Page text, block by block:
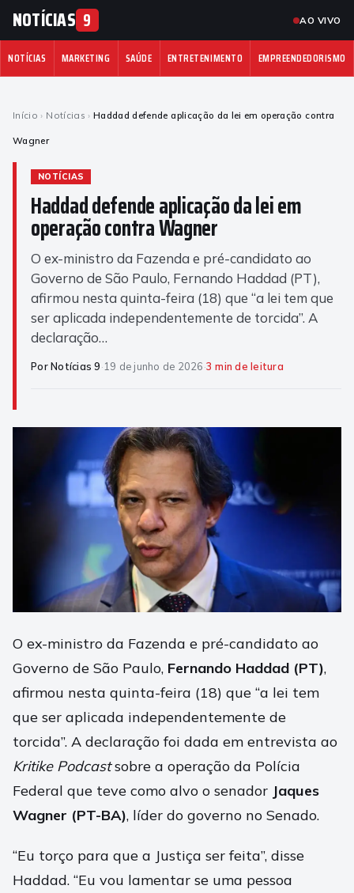
NOTÍCIAS 9 AO VIVO
NOTÍCIAS MARKETING SAÚDE ENTRETENIMENTO EMPREENDEDORISMO
Início › Notícias › Haddad defende aplicação da lei em operação contra
Wagner
NOTÍCIAS
Haddad defende aplicação da lei em
operação contra Wagner
O ex-ministro da Fazenda e pré-candidato ao
Governo de São Paulo, Fernando Haddad (PT),
afirmou nesta quinta-feira (18) que “a lei tem que
ser aplicada independentemente de torcida”. A
declaração…
Por Notícias 9·19 de junho de 2026·3 min de leitura
O ex-ministro da Fazenda e pré-candidato ao
Governo de São Paulo, Fernando Haddad (PT),
afirmou nesta quinta-feira (18) que “a lei tem
que ser aplicada independentemente de
torcida”. A declaração foi dada em entrevista ao
Kritike Podcastsobre a operação da Polícia
Federal que teve como alvo o senador Jaques
Wagner (PT-BA), líder do governo no Senado.
“Eu torço para que a Justiça ser feita”, disse
Haddad. “Eu vou lamentar se uma pessoa